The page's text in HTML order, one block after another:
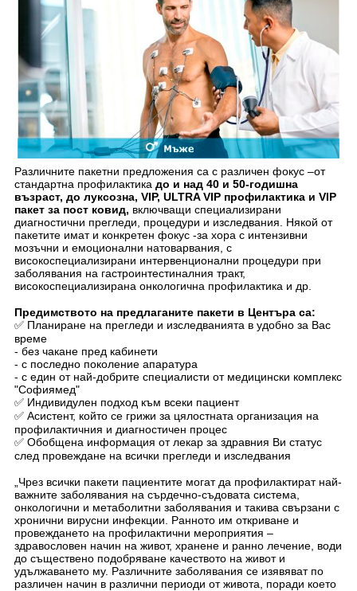
Различните пакетни предложения са с различен фокус –от
стандартна профилактика до и над 40 и 50-годишна
възраст, до луксозна, VIP, ULTRA VIP профилактика и VIP
пакет за пост ковид, включващи специализирани
диагностични прегледи, процедури и изследвания. Някой от
пакетите имат и конкретен фокус -за хора с интензивни
мозъчни и емоционални натоварвания, с
високоспециализирани интервенционални процедури при
заболявания на гастроинтестиналния тракт,
високоспециализирана онкологична профилактика и др.
Предимството на предлаганите пакети в Центъра са:
✅ Планиране на прегледи и изследванията в удобно за Вас
време
- без чакане пред кабинети
- с последно поколение апаратура
- с един от най-добрите специалисти от медицински комплекс
"Софиямед"
✅ Индивидулен подход към всеки пациент
✅ Асистент, който се грижи за цялостната организация на
профилактичния и диагностичен процес
✅ Обобщена информация от лекар за здравния Ви статус
след провеждане на всички прегледи и изследвания
„Чрез всички пакети пациентите могат да профилактират най-
важните заболявания на сърдечно-съдовата система,
онкологични и мeтаболитни заболявания и такива свързани с
хронични вирусни инфекции. Ранното им откриване и
провеждането на профилактични мероприятия –
здравословен начин на живот, хранене и ранно лечение, води
до съществено подобряване качеството на живот и
удължаването му. Различните заболявания се изявяват по
различен начин в различни периоди от живота, поради което